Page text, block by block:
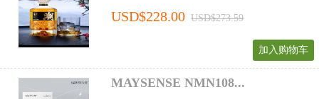
USD$228.00 USD$273.59
加入购物车
MAYSENSE NMN108...